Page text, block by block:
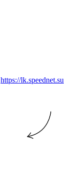
https://lk.speednet.su